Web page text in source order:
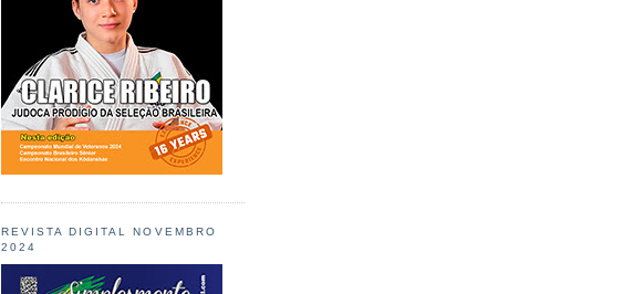
REVISTA DIGITAL NOVEMBRO
2024